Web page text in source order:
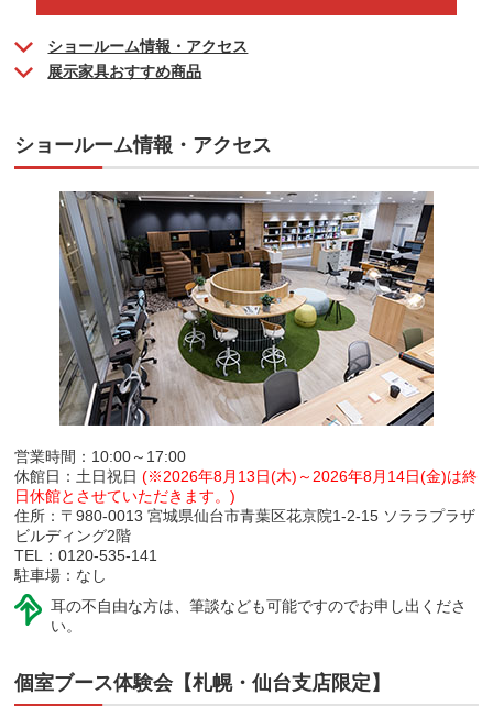
ショールーム情報・アクセス
展示家具おすすめ商品
ショールーム情報・アクセス
営業時間：10:00～17:00
休館日：土日祝日(※2026年8月13日(木)～2026年8月14日(金)は終
日休館とさせていただきます。)
住所：〒980-0013 宮城県仙台市青葉区花京院1-2-15 ソララプラザ
ビルディング2階
TEL：0120-535-141
駐車場：なし
耳の不自由な方は、筆談なども可能ですのでお申し出くださ
い。
個室ブース体験会【札幌・仙台支店限定】